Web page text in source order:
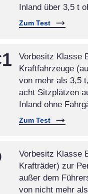
Inland über 3,5 t
Zum Test
Vorbesitz Klasse
Kraftfahrzeuge
von mehr als 3,5
acht Sitzplätzen
Inland ohne
Zum Test
Vorbesitz Klasse
Krafträder) zur
außer dem
von nicht mehr